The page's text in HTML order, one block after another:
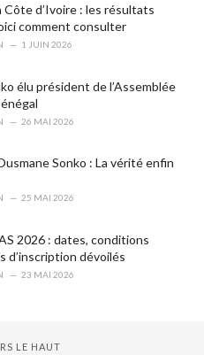
Côte d’Ivoire : les résultats
comment consulter
1 JUIN 2026
élu président de l’Assemblée
26 MAI 2026
Sonko : La vérité enfin
25 MAI 2026
2026 : dates, conditions
d’inscription dévoilés
23 MAI 2026
LE HAUT